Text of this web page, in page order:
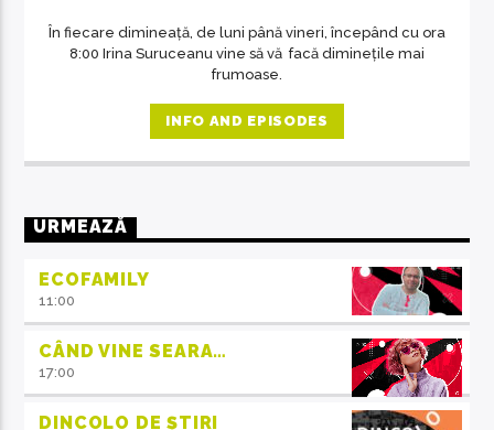
În fiecare dimineață, de luni până vineri, începând cu ora
8:00 Irina Suruceanu vine să vă facă diminețile mai
frumoase.
INFO AND EPISODES
URMEAZĂ
ECOFAMILY
11:00
CÂND VINE SEARA…
17:00
DINCOLO DE ȘTIRI